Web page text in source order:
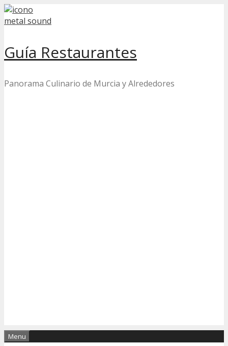
Skip
to
Guía Restaurantes
Panorama Culinario de Murcia y Alrededores
Menu